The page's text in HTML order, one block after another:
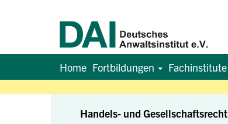
Home Fortbildungen Fachinstitute
Handels- und Gesellschaftsrecht